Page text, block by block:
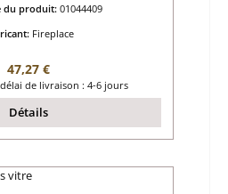
du produit: 01044409
Fireplace
Prix régulier :
47,27 €
de livraison : 4-6 jours
Détails